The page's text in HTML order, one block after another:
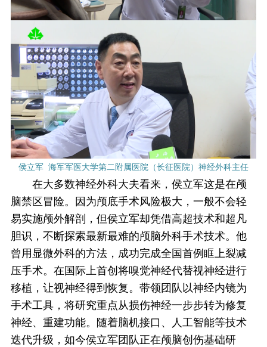
侯立军 海军军医大学第二附属医院（长征医院）神经外科主任
在大多数神经外科大夫看来，侯立军这是在颅
脑禁区冒险。因为颅底手术风险极大，一般不会轻
易实施颅外解剖，但侯立军却凭借高超技术和超凡
胆识，不断探索最新最难的颅脑外科手术技术。他
曾用显微外科的方法，成功完成全国首例眶上裂减
压手术。在国际上首创将嗅觉神经代替视神经进行
移植，让视神经得到恢复。带领团队以神经内镜为
手术工具，将研究重点从损伤神经一步步转为修复
神经、重建功能。随着脑机接口、人工智能等技术
迭代升级，如今侯立军团队正在颅脑创伤基础研